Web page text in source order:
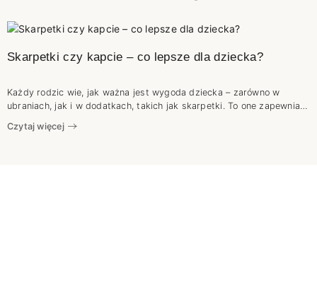
Skarpetki czy kapcie – co lepsze dla dziecka?
Każdy rodzic wie, jak ważna jest wygoda dziecka – zarówno w
ubraniach, jak i w dodatkach, takich jak skarpetki. To one zapewniają
swobodnie odkrywać świat.
Czytaj więcej